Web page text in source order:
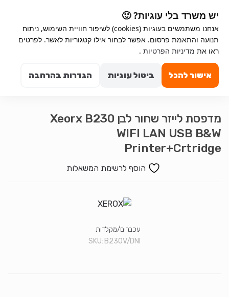
יש משרד בלי עוגיות? 🙂
אנחנו משתמשים בעוגיות (cookies) לשיפור חוויית השימוש, ניתוח
תנועה והתאמת פרסום. אפשר לבחור אילו קטגוריות לאשר. לפרטים
ראו את מדיניות הפרטיות .
אישור להכל ביטול עוגיות הגדרות בהרחבה
navigation
content
מדפסת לייזר שחור לבן Xeorx B230
WIFI LAN USB B&W
Printer+Crtridge
הוסף לרשימת המשאלות
עכברים/מקלדות
SKU: B230V/DNI